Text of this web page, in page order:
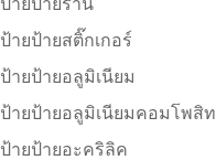
ป้ายป้ายร้าน
ป้ายป้ายสติ๊กเกอร์
ป้ายป้ายอลูมิเนียม
ป้ายป้ายอลูมิเนียมคอมโพสิท
ป้ายป้ายอะคริลิค